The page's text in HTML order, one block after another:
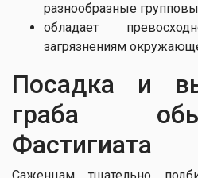
разнообразные
обладает
загрязнениям
Посадка и
граба
Фастигиата